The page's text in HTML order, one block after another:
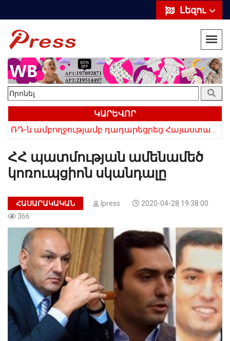
Լեզու
ԿԱՐԵՎՈՐ
ՀՀ պատմության ամենամեծ
կոռուպցիոն սկանդալը
ՀԱՍԱՐԱԿԱԿԱՆ Ipress
2020-04-28 19:38:00
366